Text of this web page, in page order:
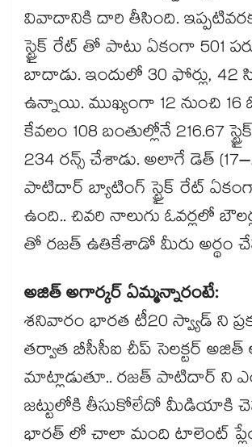
వివాదానికి దారి తీసింది.
స్ట్రైక్ రేట్ తో పాటు ఏకంగా 501
బాదాడు. ఇందులో 30 ఫోర్లు, 42
ఉన్నాయి. ముఖ్యంగా 12 నుంచి 16
కేవలం 108 బంతుల్లోనే 216.67
234 రన్స్ చేశాడు. అలాగే డెత్
పాటిదార్ బ్యాటింగ్ స్ట్రైక్ రేట్
ఉంది.. చివరి నాలుగు ఓవర్లలో
తో రజత్ ఉతికేశాడో మీరు అర్థం
అజిత్ అగార్కర్ ఏమ్మన్నారంటే:
శనివారం భారత టీ20 స్వ్యాడ్ ని
తర్వాత బీసీసీఐ చీప్ సెలక్టర్ అజిత్
మాట్లాడుతూ.. రజత్ పాటిదార్ ని
జట్టులోకి తీసుకోలేదో మీడియాకి
భారత్ లో చాలా మంది టాలెంట్